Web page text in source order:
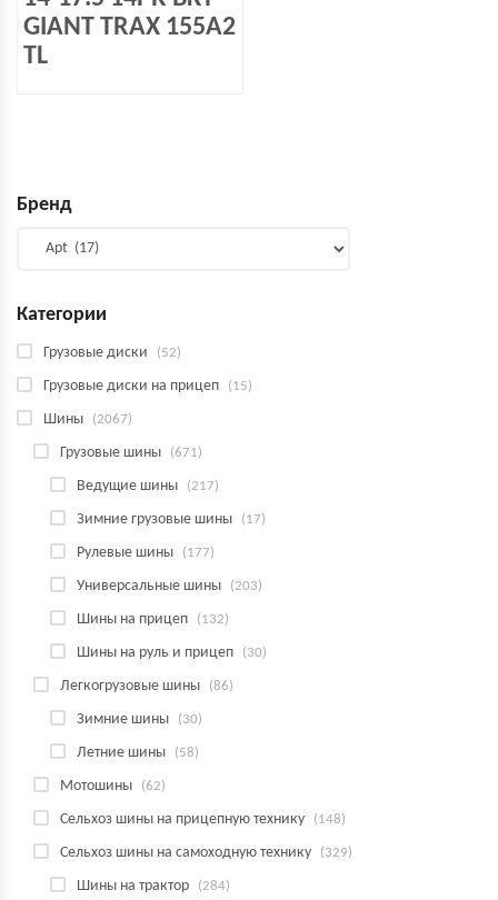
GIANT TRAX 155A2
TL
Бренд
Категории
Грузовые диски (52)
Грузовые диски на прицеп (15)
Шины (2067)
Грузовые шины (671)
Ведущие шины (217)
Зимние грузовые шины (17)
Рулевые шины (177)
Универсальные шины (203)
Шины на прицеп (132)
Шины на руль и прицеп (30)
Легкогрузовые шины (86)
Зимние шины (30)
Летние шины (58)
Мотошины (62)
Сельхоз шины на прицепную технику (148)
Сельхоз шины на самоходную технику (329)
Шины на трактор (284)